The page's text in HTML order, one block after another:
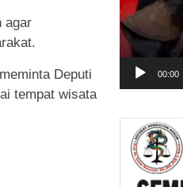
agar
Deputi
tempat wisata
00:00